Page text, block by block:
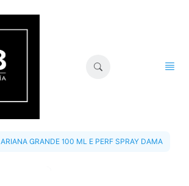
ARIANA GRANDE 100 ML E PERF SPRAY DAMA